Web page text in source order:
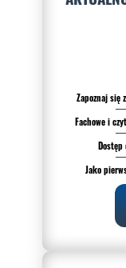
Zapoznaj się
Fachowe i
Jako